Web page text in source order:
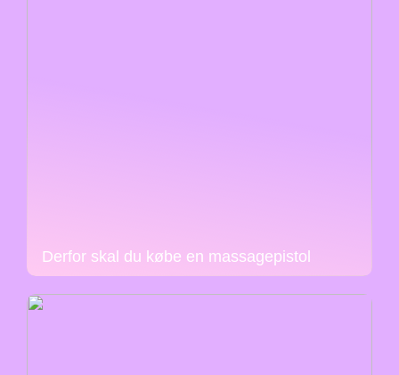
Derfor skal du købe en massagepistol